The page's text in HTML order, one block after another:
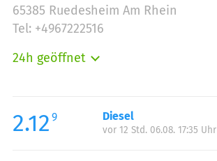
65385 Ruedesheim Am Rhein
Tel: +4967222516
24h geöffnet
Mittwoch:
Donnerstag:
2.12 9 Diesel
vor 12 Std. 06.08. 17:35 Uhr